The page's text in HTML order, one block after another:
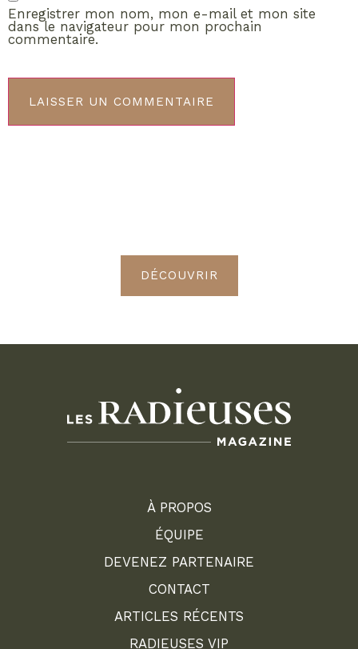
Enregistrer mon nom, mon e-mail et mon site
dans le navigateur pour mon prochain
commentaire.
DÉCOUVRIR
À PROPOS
ÉQUIPE
DEVENEZ PARTENAIRE
CONTACT
ARTICLES RÉCENTS
RADIEUSES VIP